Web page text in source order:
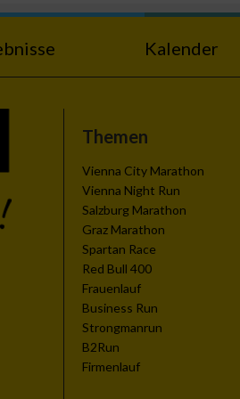
Kalender
Themen
Vienna City Marathon
Vienna Night Run
Salzburg Marathon
Graz Marathon
Spartan Race
Red Bull 400
Frauenlauf
Business Run
Strongmanrun
B2Run
Firmenlauf